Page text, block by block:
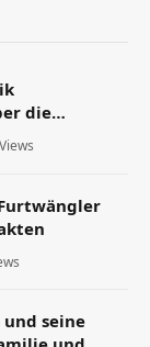
die
danach
Views
seine